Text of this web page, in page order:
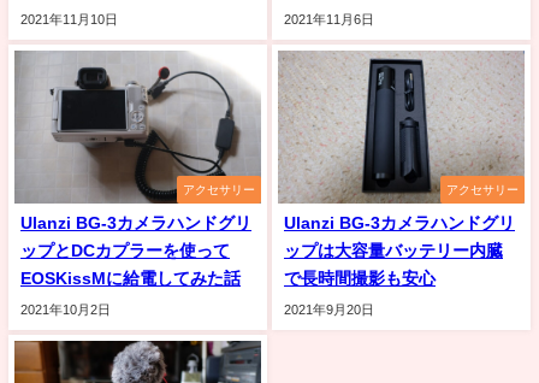
2021年11月10日 2021年11月6日
アクセサリー
Ulanzi BG-3カメラハンドグリ
ップとDCカプラーを使って
EOSKissMに給電してみた話
2021年10月2日
アクセサリー
Ulanzi BG-3カメラハンドグリ
ップは大容量バッテリー内臓
で長時間撮影も安心
2021年9月20日